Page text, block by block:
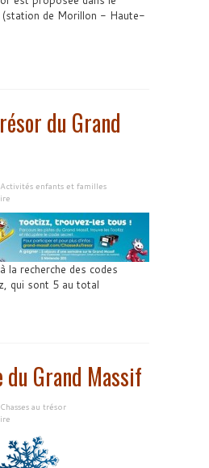
(station de Morillon - Haute-
du Grand
Activités enfants et familles
la recherche des codes
qui sont 5 au total
du Grand Massif
Chasses au trésor